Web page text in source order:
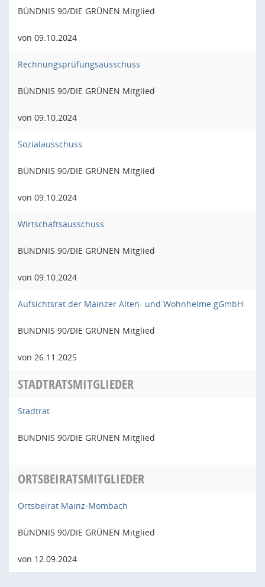
BÜNDNIS 90/DIE GRÜNEN Mitglied
von 09.10.2024
Rechnungsprüfungsausschuss
BÜNDNIS 90/DIE GRÜNEN Mitglied
von 09.10.2024
Sozialausschuss
BÜNDNIS 90/DIE GRÜNEN Mitglied
von 09.10.2024
Wirtschaftsausschuss
BÜNDNIS 90/DIE GRÜNEN Mitglied
von 09.10.2024
Aufsichtsrat der Mainzer Alten- und Wohnheime gGmbH
BÜNDNIS 90/DIE GRÜNEN Mitglied
von 26.11.2025
STADTRATSMITGLIEDER
Stadtrat
BÜNDNIS 90/DIE GRÜNEN Mitglied
ORTSBEIRATSMITGLIEDER
Ortsbeirat Mainz-Mombach
BÜNDNIS 90/DIE GRÜNEN Mitglied
von 12.09.2024